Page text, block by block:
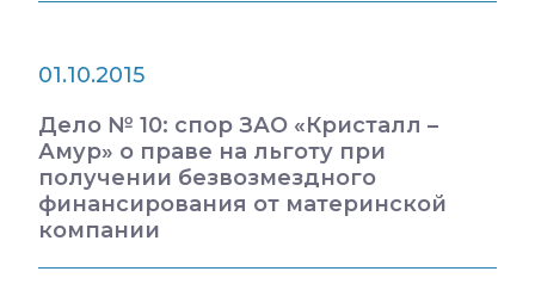
01.10.2015
Дело № 10: спор ЗАО «Кристалл –
Амур» о праве на льготу при
получении безвозмездного
финансирования от материнской
компании